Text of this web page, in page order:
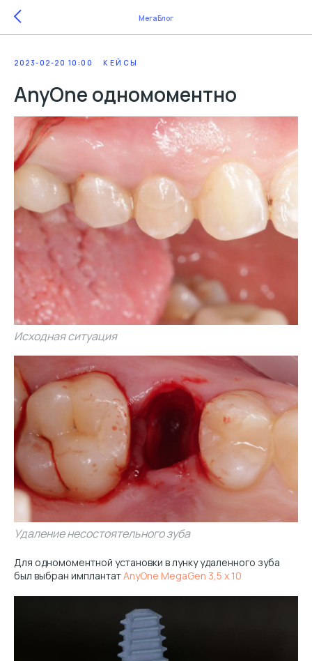
МегаБлог
2023-02-20 10:00 КЕЙСЫ
AnyOne одномоментно
Исходная ситуация
Удаление несостоятельного зуба
Для одномоментной установки в лунку удаленного зуба
был выбран имплантатAnyOne MegaGen 3,5 x 10